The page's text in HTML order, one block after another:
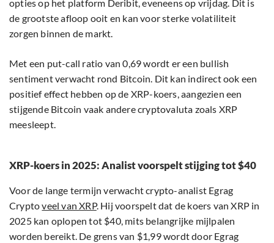
opties op het platform Deribit, eveneens op vrijdag. Dit is
de grootste afloop ooit en kan voor sterke volatiliteit
zorgen binnen de markt.
Met een put-call ratio van 0,69 wordt er een bullish
sentiment verwacht rond Bitcoin. Dit kan indirect ook een
positief effect hebben op de XRP-koers, aangezien een
stijgende Bitcoin vaak andere cryptovaluta zoals XRP
meesleept.
XRP-koers in 2025: Analist voorspelt stijging tot $40
Voor de lange termijn verwacht crypto-analist Egrag
Cryptoveel van XRP. Hij voorspelt dat de koers van XRP in
2025 kan oplopen tot $40, mits belangrijke mijlpalen
worden bereikt. De grens van $1,99 wordt door Egrag